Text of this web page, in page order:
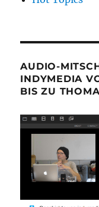
AUDIO-
INDYMEDIA
BIS ZU